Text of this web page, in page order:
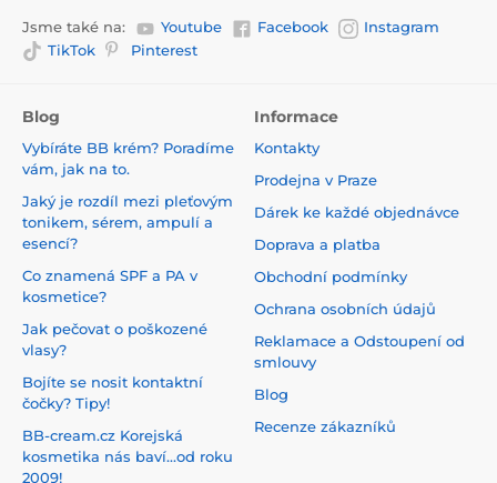
Jsme také na: Youtube Facebook
Instagram
TikTok
Pinterest
Blog
Vybíráte BB krém? Poradíme
vám, jak na to.
Jaký je rozdíl mezi pleťovým
tonikem, sérem, ampulí a
esencí?
Co znamená SPF a PA v
kosmetice?
Jak pečovat o poškozené
vlasy?
Bojíte se nosit kontaktní
čočky? Tipy!
BB-cream.cz Korejská
kosmetika nás baví...od roku
2009!
Informace
Kontakty
Prodejna v Praze
Dárek ke každé objednávce
Doprava a platba
Obchodní podmínky
Ochrana osobních údajů
Reklamace a Odstoupení od
smlouvy
Blog
Recenze zákazníků